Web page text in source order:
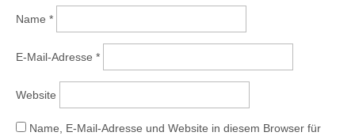
Name *
E-Mail-Adresse *
Website
Name, E-Mail-Adresse und Website in diesem Browser für